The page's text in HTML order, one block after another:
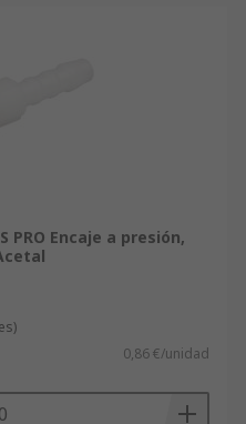
PRO Encaje a presión,
0,86 €/unidad